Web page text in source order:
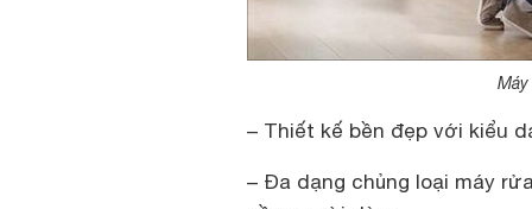
– Thiết kế bền đẹp với kiểu
– Đa dạng chủng loại máy